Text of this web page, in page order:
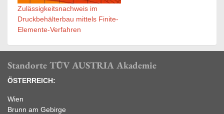
Zulässigkeitsnachweis im
Druckbehälterbau mittels Finite-
Elemente-Verfahren
Standorte TÜV AUSTRIA Akademie
ÖSTERREICH:
Wien
Brunn am Gebirge